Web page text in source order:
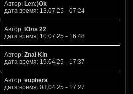
Автор: Len:)Ok
дата время: 13.07.25 - 07:24
Автор: Юля 22
дата время: 10.07.25 - 16:48
Автор:Znai Kin
дата время: 19.04.25 - 17:37
Автор:euphera
дата время: 03.04.25 - 17:27